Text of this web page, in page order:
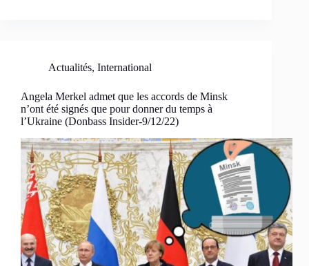
Actualités, International
Angela Merkel admet que les accords de Minsk
n’ont été signés que pour donner du temps à
l’Ukraine (Donbass Insider-9/12/22)